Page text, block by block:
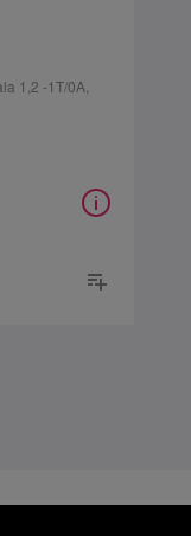
1,2 -1T/0A,